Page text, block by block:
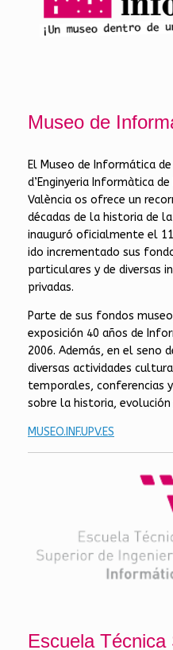
Museo de
El Museo de Informática
d’Enginyeria Informàtica
València os ofrece un
décadas de la historia de
inauguró oficialmente el
ido incrementado sus
particulares y de diversas
privadas.
Parte de sus fondos
exposición 40 años de
2006. Además, en el seno
diversas actividades
temporales, conferencias
sobre la historia,
MUSEO.INF.UPV.ES
Escuela Técnica